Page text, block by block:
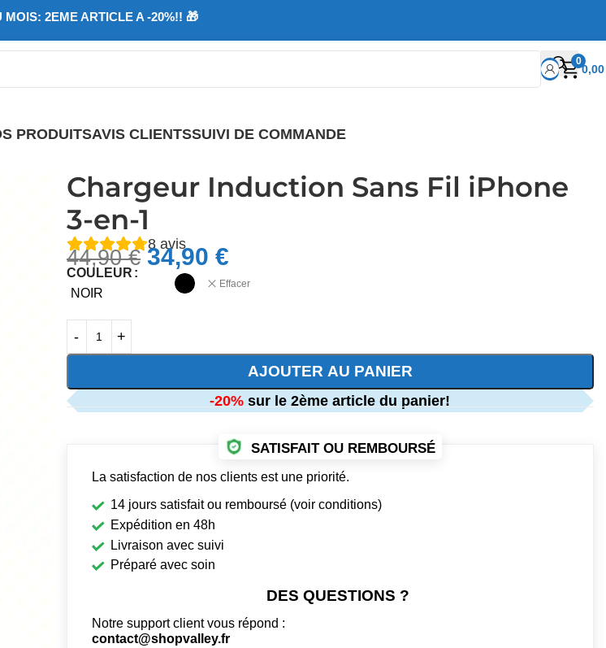
MOIS: 2EME ARTICLE A -20%!! 🎁
0
PRODUITSAVIS CLIENTSSUIVI DE COMMANDE
Chargeur Induction Sans Fil iPhone
3-en-1
8avis
44,90€ 34,90 €
COULEUR
NOIR
Effacer
AJOUTER AU PANIER
-20% sur le 2ème article du panier!
SATISFAIT OU REMBOURSÉ
La satisfaction de nos clients est une priorité.
14 jours satisfait ou remboursé (voir conditions)
Expédition en 48h
Livraison avec suivi
Préparé avec soin
DES QUESTIONS ?
Notre support client vous répond :
contact@shopvalley.fr